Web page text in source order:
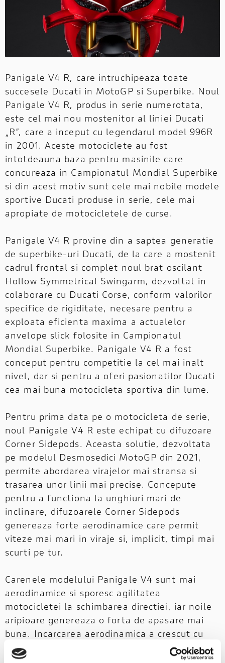
Panigale V4 R, care intruchipeaza toate
succesele Ducati in MotoGP si Superbike. Noul
Panigale V4 R, produs in serie numerotata,
este cel mai nou mostenitor al liniei Ducati
„R”, care a inceput cu legendarul model 996R
in 2001. Aceste motociclete au fost
intotdeauna baza pentru masinile care
concureaza in Campionatul Mondial Superbike
si din acest motiv sunt cele mai nobile modele
sportive Ducati produse in serie, cele mai
apropiate de motocicletele de curse.
Panigale V4 R provine din a saptea generatie
de superbike-uri Ducati, de la care a mostenit
cadrul frontal si complet noul brat oscilant
Hollow Symmetrical Swingarm, dezvoltat in
colaborare cu Ducati Corse, conform valorilor
specifice de rigiditate, necesare pentru a
exploata eficienta maxima a actualelor
anvelope slick folosite in Campionatul
Mondial Superbike. Panigale V4 R a fost
conceput pentru competitie la cel mai inalt
nivel, dar si pentru a oferi pasionatilor Ducati
cea mai buna motocicleta sportiva din lume.
Pentru prima data pe o motocicleta de serie,
noul Panigale V4 R este echipat cu difuzoare
Corner Sidepods. Aceasta solutie, dezvoltata
pe modelul Desmosedici MotoGP din 2021,
permite abordarea virajelor mai stransa si
trasarea unor linii mai precise. Concepute
pentru a functiona la unghiuri mari de
inclinare, difuzoarele Corner Sidepods
genereaza forte aerodinamice care permit
viteze mai mari in viraje si, implicit, timpi mai
scurti pe tur.
Carenele modelului Panigale V4 sunt mai
aerodinamice si sporesc agilitatea
motocicletei la schimbarea directiei, iar noile
aripioare genereaza o forta de apasare mai
buna. Incarcarea aerodinamica a crescut cu
25%, ceea ce se traduce printr-o crestere a
fortei de apasare cu 4,8 kg la viteza de 270